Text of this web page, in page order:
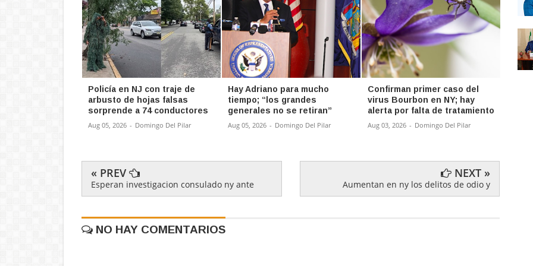
Policía en NJ con traje de
arbusto de hojas falsas
sorprende a 74 conductores
Aug 05, 2026 - Domingo Del Pilar
Hay Adriano para mucho
tiempo; “los grandes
generales no se retiran”
Aug 05, 2026 - Domingo Del Pilar
Confirman primer caso del
virus Bourbon en NY; hay
alerta por falta de tratamiento
Aug 03, 2026 - Domingo Del Pilar
« PREV
Esperan investigacion consulado ny ante
NEXT »
Aumentan en ny los delitos de odio y
NO HAY COMENTARIOS